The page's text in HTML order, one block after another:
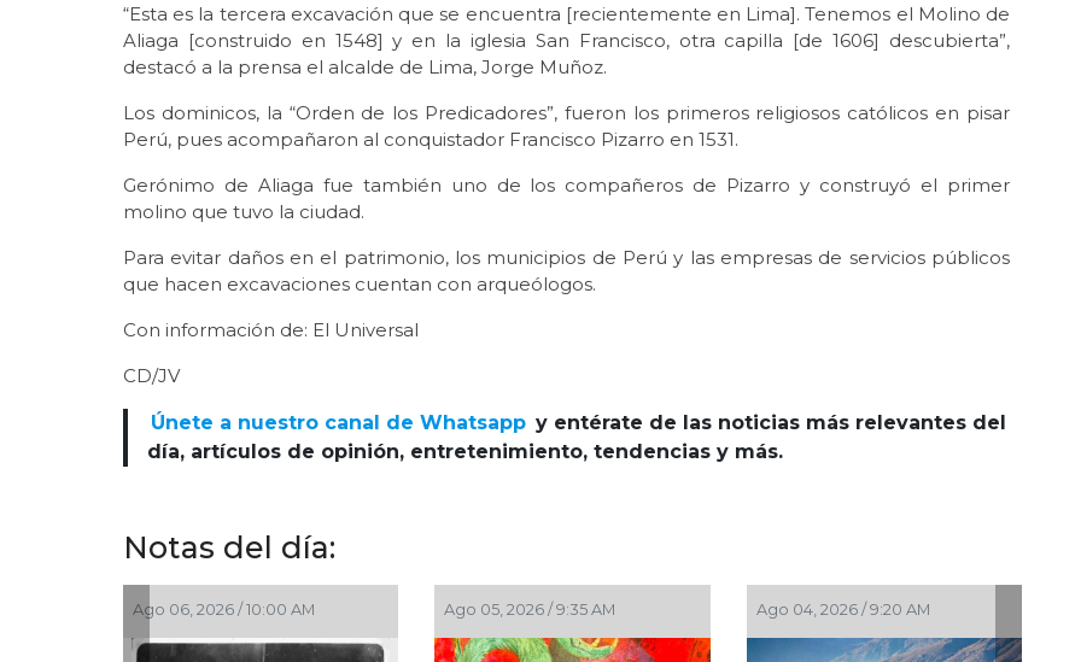
“Esta es la tercera excavación que se encuentra [recientemente en Lima]. Tenemos el Molino de
Aliaga [construido en 1548] y en la iglesia San Francisco, otra capilla [de 1606] descubierta”,
destacó a la prensa el alcalde de Lima, Jorge Muñoz.
Los dominicos, la “Orden de los Predicadores”, fueron los primeros religiosos católicos en pisar
Perú, pues acompañaron al conquistador Francisco Pizarro en 1531.
Gerónimo de Aliaga fue también uno de los compañeros de Pizarro y construyó el primer
molino que tuvo la ciudad.
Para evitar daños en el patrimonio, los municipios de Perú y las empresas de servicios públicos
que hacen excavaciones cuentan con arqueólogos.
Con información de: El Universal
CD/JV
Únete a nuestro canal de Whatsapp y entérate de las noticias más relevantes del
día, artículos de opinión, entretenimiento, tendencias y más.
Notas del día:
Ago 04, 2026 / 9:20 AM Ago 03, 2026 / 10:54 AM Jul 30, 2026 / 10:20 AM